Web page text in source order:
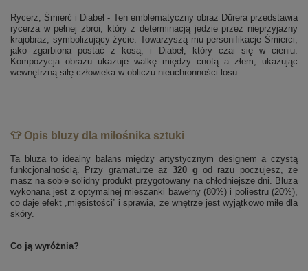
Rycerz, Śmierć i Diabeł - Ten emblematyczny obraz Dürera przedstawia
rycerza w pełnej zbroi, który z determinacją jedzie przez nieprzyjazny
krajobraz, symbolizujący życie. Towarzyszą mu personifikacje Śmierci,
jako zgarbiona postać z kosą, i Diabeł, który czai się w cieniu.
Kompozycja obrazu ukazuje walkę między cnotą a złem, ukazując
wewnętrzną siłę człowieka w obliczu nieuchronności losu.
👕 Opis bluzy dla miłośnika sztuki
Ta bluza to idealny balans między artystycznym designem a czystą
funkcjonalnością. Przy gramaturze aż320 g od razu poczujesz, że
masz na sobie solidny produkt przygotowany na chłodniejsze dni. Bluza
wykonana jest z optymalnej mieszanki bawełny (80%) i poliestru (20%),
co daje efekt „mięsistości” i sprawia, że wnętrze jest wyjątkowo miłe dla
skóry.
Co ją wyróżnia?